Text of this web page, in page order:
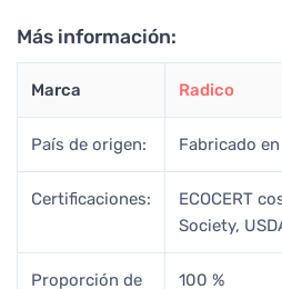
Más información:
Marca Radico
País de origen: Fabricado
Certificaciones:
ECOCERT
Society,
Proporción de 100 %